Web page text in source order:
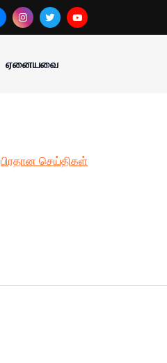
ஏனையவை
பிரதான செய்திகள்